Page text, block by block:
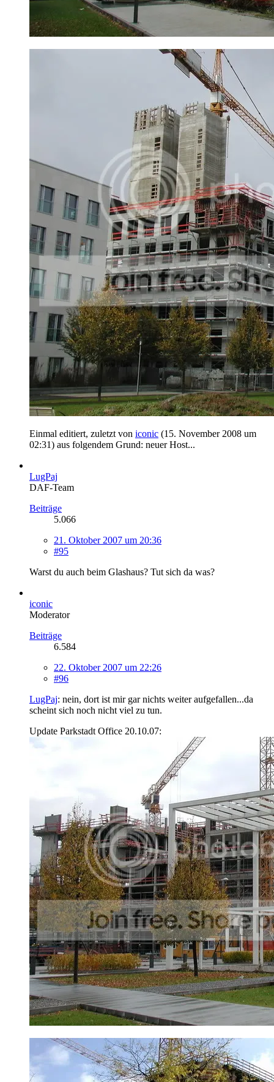
Einmal editiert, zuletzt von iconic (15. November 2008 um
02:31) aus folgendem Grund: neuer Host...
LugPaj
DAF-Team
Beiträge
5.066
21. Oktober 2007 um 20:36
#95
Warst du auch beim Glashaus? Tut sich da was?
iconic
Moderator
Beiträge
6.584
22. Oktober 2007 um 22:26
#96
LugPaj: nein, dort ist mir gar nichts weiter aufgefallen...da
scheint sich noch nicht viel zu tun.
Update Parkstadt Office 20.10.07: